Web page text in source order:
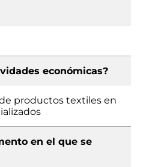
económicas?
productos textiles en
en el que se